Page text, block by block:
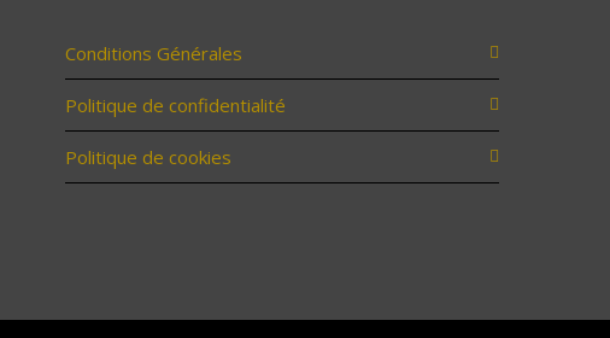
Conditions Générales
Politique de confidentialité
Politique de cookies